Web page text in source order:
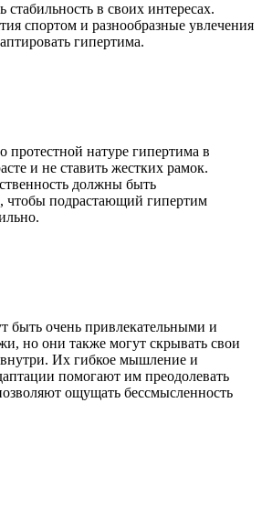
стабильность в своих интересах.
спортом и разнообразные увлечения
гипертима.
натуре гипертима в
и не ставить жестких рамок.
должны быть
чтобы подрастающий гипертим
быть очень привлекательными и
но они также могут скрывать свои
Их гибкое мышление и
помогают им преодолевать
ощущать бессмысленность